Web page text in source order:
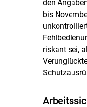
den
bis
riskant sei,